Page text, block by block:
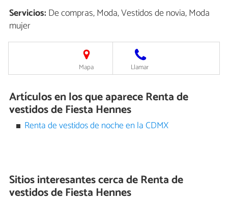
Servicios:De compras, Moda, Vestidos de novia, Moda
mujer
Mapa Llamar
Artículos en los que aparece Renta de
vestidos de Fiesta Hennes
Renta de vestidos de noche en la CDMX
Sitios interesantes cerca deRenta de
vestidos de Fiesta Hennes